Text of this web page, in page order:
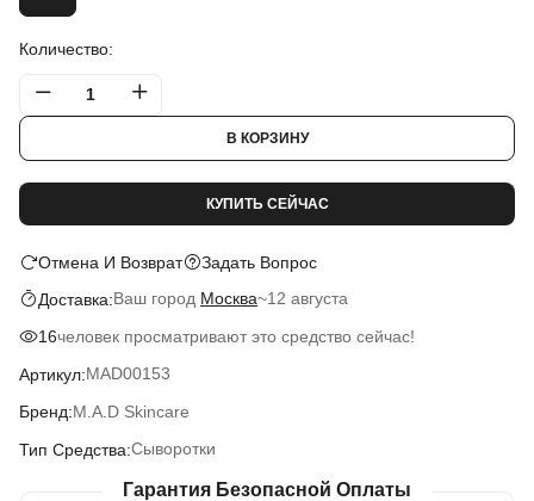
Количество:
В КОРЗИНУ
КУПИТЬ СЕЙЧАС
Отмена И Возврат
Задать Вопрос
Доставка:Ваш город Москва~12 августа
16человек просматривают это средство сейчас!
Артикул:MAD00153
Бренд:M.A.D Skincare
Тип Средства:Сыворотки
Гарантия Безопасной Оплаты